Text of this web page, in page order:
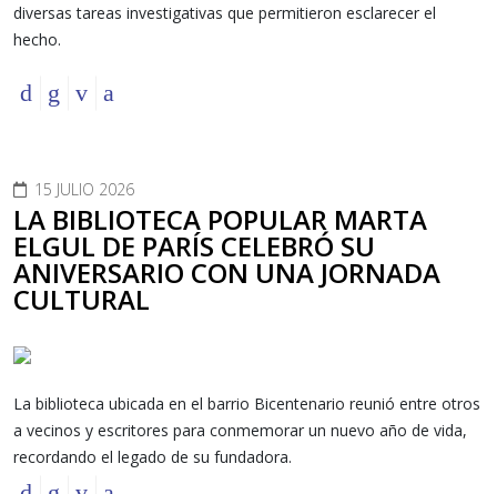
diversas tareas investigativas que permitieron esclarecer el
hecho.
15 JULIO 2026
LA BIBLIOTECA POPULAR MARTA
ELGUL DE PARÍS CELEBRÓ SU
ANIVERSARIO CON UNA JORNADA
CULTURAL
La biblioteca ubicada en el barrio Bicentenario reunió entre otros
a vecinos y escritores para conmemorar un nuevo año de vida,
recordando el legado de su fundadora.